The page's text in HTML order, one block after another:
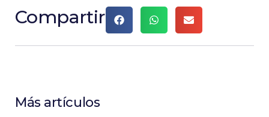
Compartir
Más artículos